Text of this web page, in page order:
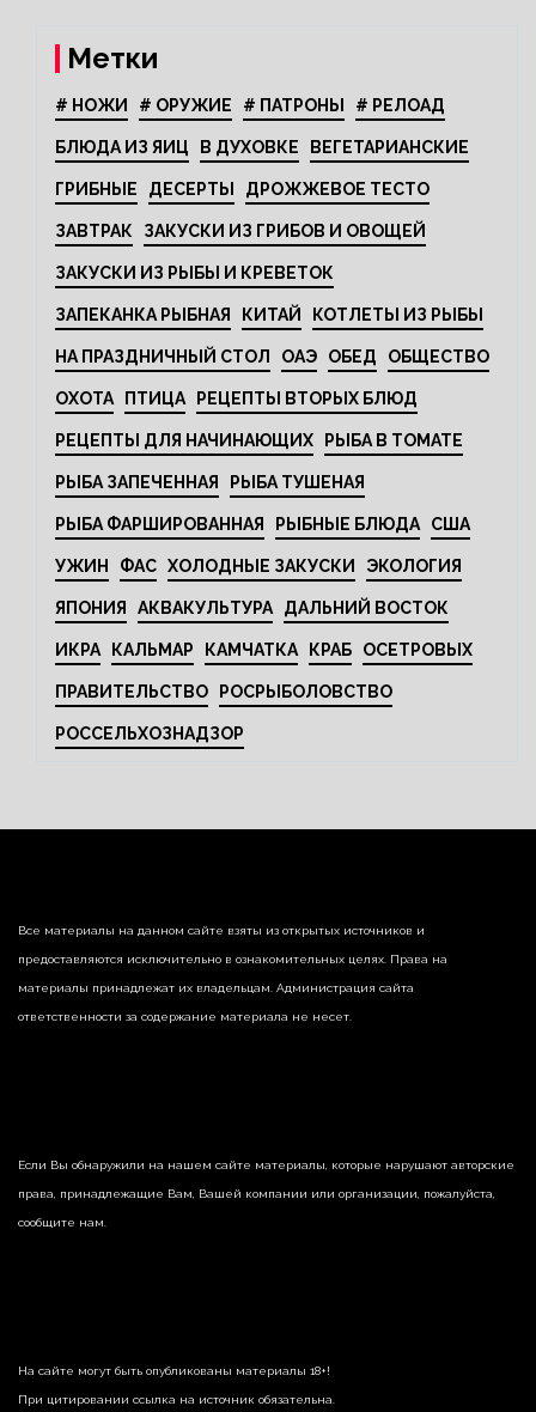
Метки
# НОЖИ # ОРУЖИЕ # ПАТРОНЫ # РЕЛОАД
БЛЮДА ИЗ ЯИЦ В ДУХОВКЕ ВЕГЕТАРИАНСКИЕ
ГРИБНЫЕ ДЕСЕРТЫ ДРОЖЖЕВОЕ ТЕСТО
ЗАВТРАК ЗАКУСКИ ИЗ ГРИБОВ И ОВОЩЕЙ
ЗАКУСКИ ИЗ РЫБЫ И КРЕВЕТОК
ЗАПЕКАНКА РЫБНАЯ КИТАЙ КОТЛЕТЫ ИЗ РЫБЫ
НА ПРАЗДНИЧНЫЙ СТОЛ ОАЭ ОБЕД ОБЩЕСТВО
ОХОТА ПТИЦА РЕЦЕПТЫ ВТОРЫХ БЛЮД
РЕЦЕПТЫ ДЛЯ НАЧИНАЮЩИХ РЫБА В ТОМАТЕ
РЫБА ЗАПЕЧЕННАЯ РЫБА ТУШЕНАЯ
РЫБА ФАРШИРОВАННАЯ РЫБНЫЕ БЛЮДА США
УЖИН ФАС ХОЛОДНЫЕ ЗАКУСКИ ЭКОЛОГИЯ
ЯПОНИЯ АКВАКУЛЬТУРА ДАЛЬНИЙ ВОСТОК
ИКРА КАЛЬМАР КАМЧАТКА КРАБ ОСЕТРОВЫХ
ПРАВИТЕЛЬСТВО РОСРЫБОЛОВСТВО
РОССЕЛЬХОЗНАДЗОР
Все материалы на данном сайте взяты из открытых источников и
предоставляются исключительно в ознакомительных целях. Права на
материалы принадлежат их владельцам. Администрация сайта
ответственности за содержание материала не несет.
Если Вы обнаружили на нашем сайте материалы, которые нарушают авторские
права, принадлежащие Вам, Вашей компании или организации, пожалуйста,
сообщите нам.
На сайте могут быть опубликованы материалы 18+!
При цитировании ссылка на источник обязательна.